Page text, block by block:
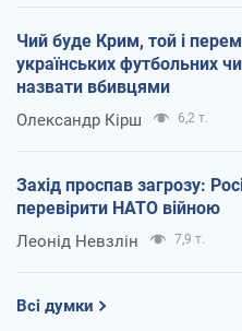
Чий буде Крим, той і
українських футбольних
назвати вбивцями
Олександр Кірш 6,2 т.
Захід проспав загрозу:
перевірити НАТО війною
Леонід Невзлін 7,9 т.
Всі думки